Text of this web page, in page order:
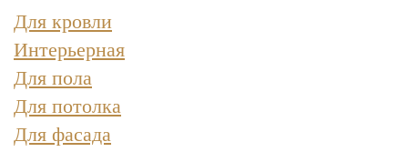
Для кровли
Интерьерная
Для пола
Для потолка
Для фасада